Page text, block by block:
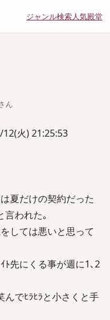
ジャンル検索人気殿堂
ん
火) 21:25:53
夏だけの契約だった
言われた｡
しては悪いと思って
ﾄ先にくる事が週に1､2
んでﾋﾗﾋﾗと小さくと手